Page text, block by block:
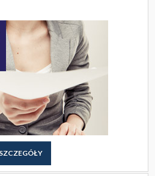
SZCZEGÓŁY